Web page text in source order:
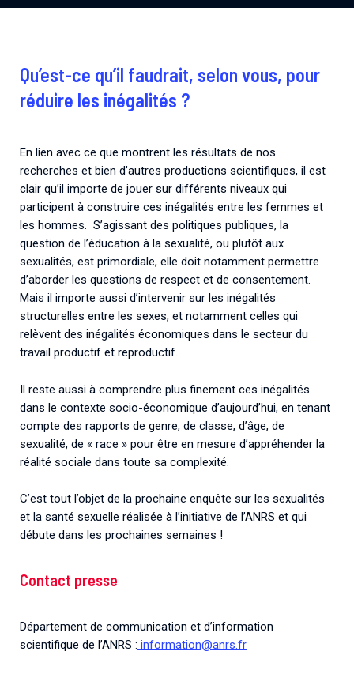
Qu’est-ce qu’il faudrait, selon vous, pour
réduire les inégalités ?
En lien avec ce que montrent les résultats de nos
recherches et bien d’autres productions scientifiques, il est
clair qu’il importe de jouer sur différents niveaux qui
participent à construire ces inégalités entre les femmes et
les hommes. S’agissant des politiques publiques, la
question de l’éducation à la sexualité, ou plutôt aux
sexualités, est primordiale, elle doit notamment permettre
d’aborder les questions de respect et de consentement.
Mais il importe aussi d’intervenir sur les inégalités
structurelles entre les sexes, et notamment celles qui
relèvent des inégalités économiques dans le secteur du
travail productif et reproductif.
Il reste aussi à comprendre plus finement ces inégalités
dans le contexte socio-économique d’aujourd’hui, en tenant
compte des rapports de genre, de classe, d’âge, de
sexualité, de « race » pour être en mesure d’appréhender la
réalité sociale dans toute sa complexité.
C’est tout l’objet de la prochaine enquête sur les sexualités
et la santé sexuelle réalisée à l’initiative de l’ANRS et qui
débute dans les prochaines semaines !
Contact presse
Département de communication et d’information
scientifique de l’ANRS : information@anrs.fr